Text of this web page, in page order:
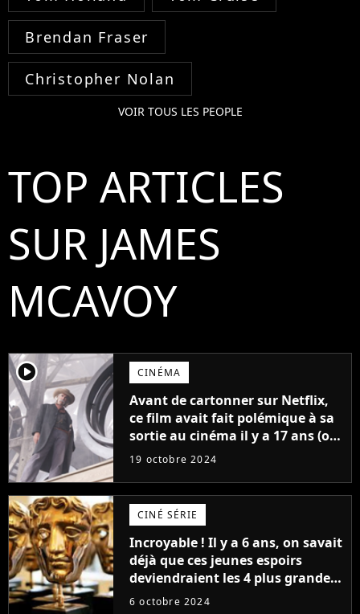
Brendan Fraser
Christopher Nolan
VOIR TOUS LES PEOPLE
TOP ARTICLES
SUR JAMES
MCAVOY
player2 CINÉMA
Avant de cartonner sur Netflix,
ce film avait fait polémique à sa
sortie au cinéma il y a 17 ans (on
vous explique tout)
19 octobre 2024
CINÉ SÉRIE
Incroyable ! Il y a 6 ans, on savait
déjà que ces jeunes espoirs
deviendraient les 4 plus grandes
stars d'Hollywood
6 octobre 2024